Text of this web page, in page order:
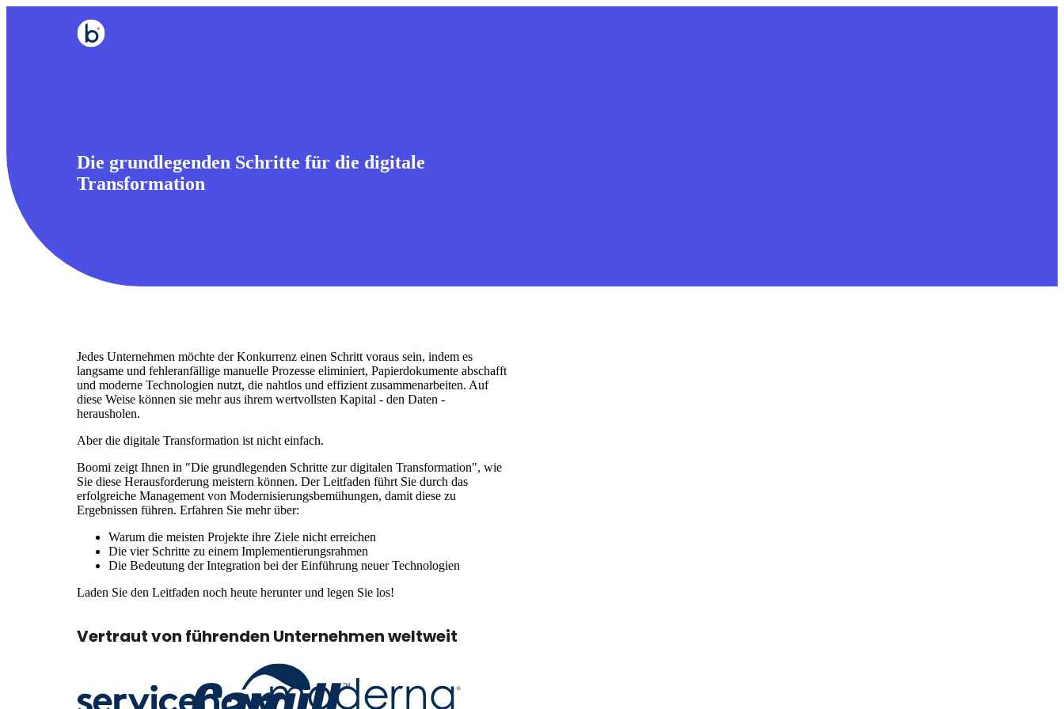
Die grundlegenden Schritte für die digitale
Transformation
Jedes Unternehmen möchte der Konkurrenz einen Schritt voraus sein, indem es
langsame und fehleranfällige manuelle Prozesse eliminiert, Papierdokumente abschafft
und moderne Technologien nutzt, die nahtlos und effizient zusammenarbeiten. Auf
diese Weise können sie mehr aus ihrem wertvollsten Kapital - den Daten -
herausholen.
Aber die digitale Transformation ist nicht einfach.
Boomi zeigt Ihnen in "Die grundlegenden Schritte zur digitalen Transformation", wie
Sie diese Herausforderung meistern können. Der Leitfaden führt Sie durch das
erfolgreiche Management von Modernisierungsbemühungen, damit diese zu
Ergebnissen führen. Erfahren Sie mehr über:
Warum die meisten Projekte ihre Ziele nicht erreichen
Die vier Schritte zu einem Implementierungsrahmen
Die Bedeutung der Integration bei der Einführung neuer Technologien
Laden Sie den Leitfaden noch heute herunter und legen Sie los!
Vertraut von führenden Unternehmen weltweit